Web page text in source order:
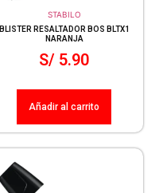
STABILO
BLISTER RESALTADOR BOS BLTX1
NARANJA
S/ 5.90
Añadir al carrito